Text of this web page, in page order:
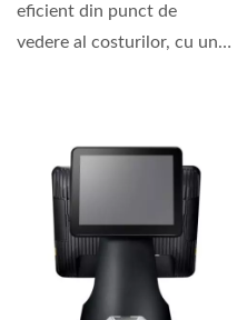
eficient din punct de
vedere al costurilor, cu un